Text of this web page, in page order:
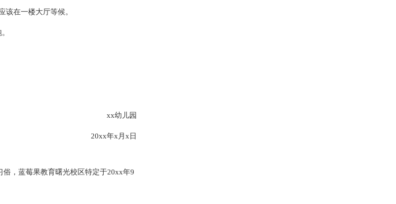
该在一楼大厅等候。
xx幼儿园
20xx年x月x日
，蓝莓果教育曙光校区特定于20xx年9